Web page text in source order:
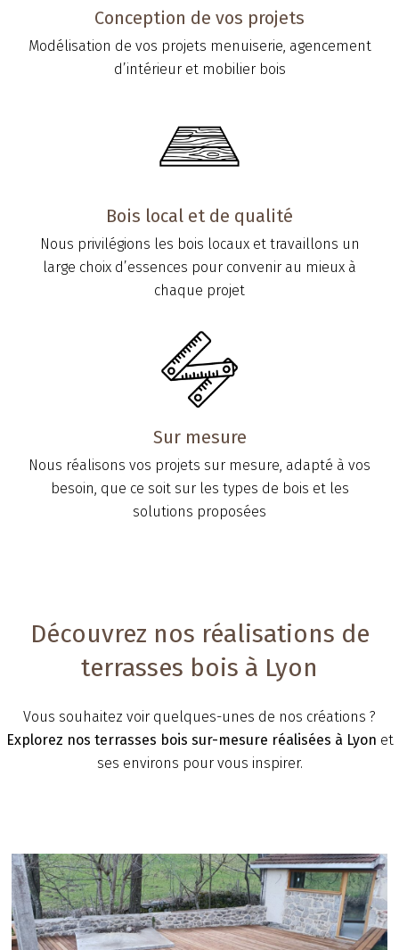
Conception de vos projets
Modélisation de vos projets menuiserie, agencement
d’intérieur et mobilier bois
Bois local et de qualité
Nous privilégions les bois locaux et travaillons un
large choix d’essences pour convenir au mieux à
chaque projet
Sur mesure
Nous réalisons vos projets sur mesure, adapté à vos
besoin, que ce soit sur les types de bois et les
solutions proposées
Découvrez nos réalisations de
terrasses bois à Lyon
Vous souhaitez voir quelques-unes de nos créations ?
Explorez nos terrasses bois sur-mesure réalisées à Lyon et
ses environs pour vous inspirer.